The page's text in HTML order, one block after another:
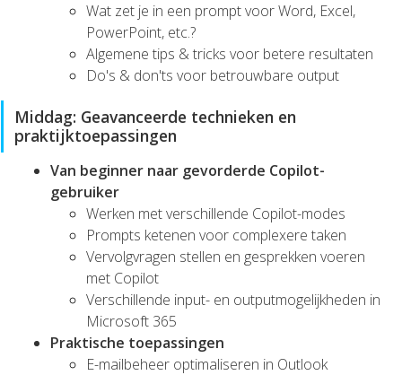
Wat zet je in een prompt voor Word, Excel,
PowerPoint, etc.?
Algemene tips & tricks voor betere resultaten
Do's & don'ts voor betrouwbare output
Middag: Geavanceerde technieken en
praktijktoepassingen
Van beginner naar gevorderde Copilot-
gebruiker
Werken met verschillende Copilot-modes
Prompts ketenen voor complexere taken
Vervolgvragen stellen en gesprekken voeren
met Copilot
Verschillende input- en outputmogelijkheden in
Microsoft 365
Praktische toepassingen
E-mailbeheer optimaliseren in Outlook